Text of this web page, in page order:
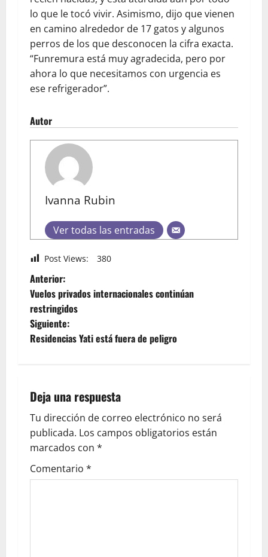
lo que le tocó vivir. Asimismo, dijo que vienen
en camino alrededor de 17 gatos y algunos
perros de los que desconocen la cifra exacta.
“Funremura está muy agradecida, pero por
ahora lo que necesitamos con urgencia es
ese refrigerador”.
Autor
Ivanna Rubin
Ver todas las entradas
Post Views: 380
Anterior:
Vuelos privados internacionales continúan
restringidos
Siguiente:
Residencias Yati está fuera de peligro
Deja una respuesta
Tu dirección de correo electrónico no será
publicada. Los campos obligatorios están
marcados con *
Comentario *